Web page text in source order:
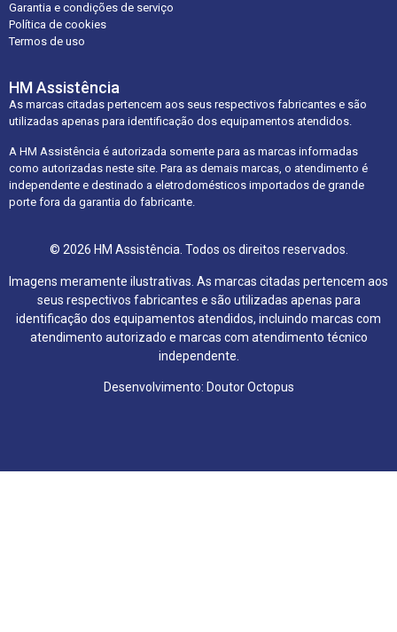
Garantia e condições de serviço
Política de cookies
Termos de uso
HM Assistência
As marcas citadas pertencem aos seus respectivos fabricantes e são
utilizadas apenas para identificação dos equipamentos atendidos.
A HM Assistência é autorizada somente para as marcas informadas
como autorizadas neste site. Para as demais marcas, o atendimento é
independente e destinado a eletrodomésticos importados de grande
porte fora da garantia do fabricante.
© 2026 HM Assistência. Todos os direitos reservados.
Imagens meramente ilustrativas. As marcas citadas pertencem aos
seus respectivos fabricantes e são utilizadas apenas para
identificação dos equipamentos atendidos, incluindo marcas com
atendimento autorizado e marcas com atendimento técnico
independente.
Desenvolvimento: Doutor Octopus